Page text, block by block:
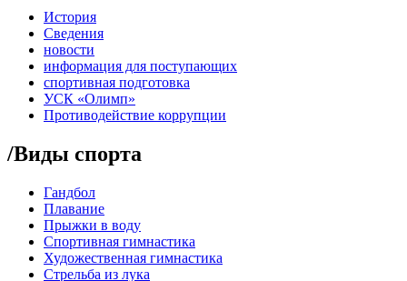
История
Сведения
новости
информация для поступающих
спортивная подготовка
УСК «Олимп»
Противодействие коррупции
/Виды спорта
Гандбол
Плавание
Прыжки в воду
Спортивная гимнастика
Художественная гимнастика
Стрельба из лука